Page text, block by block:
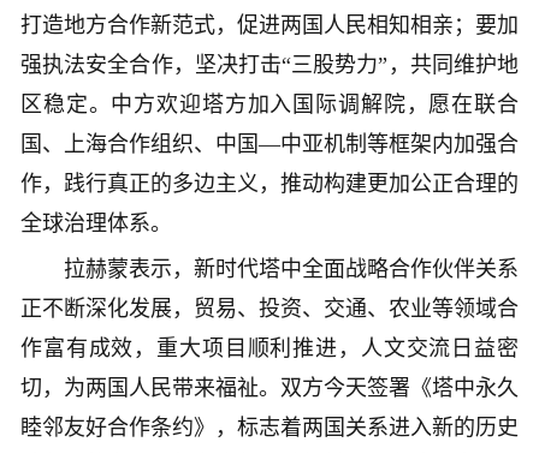
打造地方合作新范式，促进两国人民相知相亲；要加
强执法安全合作，坚决打击“三股势力”，共同维护地
区稳定。中方欢迎塔方加入国际调解院，愿在联合
国、上海合作组织、中国—中亚机制等框架内加强合
作，践行真正的多边主义，推动构建更加公正合理的
全球治理体系。
拉赫蒙表示，新时代塔中全面战略合作伙伴关系
正不断深化发展，贸易、投资、交通、农业等领域合
作富有成效，重大项目顺利推进，人文交流日益密
切，为两国人民带来福祉。双方今天签署《塔中永久
睦邻友好合作条约》，标志着两国关系进入新的历史